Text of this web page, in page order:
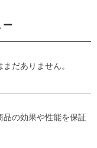
ー
だありません。
の効果や性能を保証